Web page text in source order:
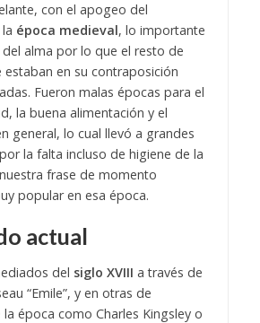
con el apogeo del
época medieval, lo importante
del alma por lo que el resto de
estaban en su contraposición
Fueron malas épocas para el
la buena alimentación y el
general, lo cual llevó a grandes
la falta incluso de higiene de la
frase de momento
popular en esa época.
actual
del siglo XVIII a través de
“Emile”, y en otras de
época como Charles Kingsley o